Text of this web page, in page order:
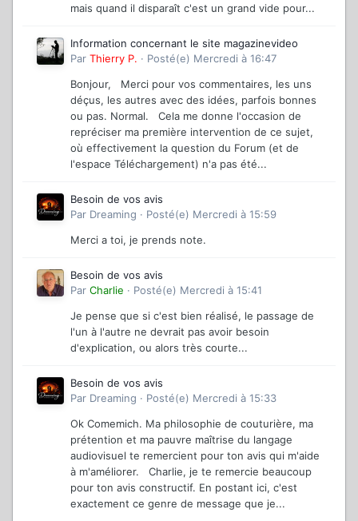
mais quand il disparaît c'est un grand vide pour...
Information concernant le site magazinevideo
Par Thierry P. · Posté(e) Mercredi à 16:47
Bonjour, Merci pour vos commentaires, les uns
déçus, les autres avec des idées, parfois bonnes
ou pas. Normal. Cela me donne l'occasion de
repréciser ma première intervention de ce sujet,
où effectivement la question du Forum (et de
l'espace Téléchargement) n'a pas été...
Besoin de vos avis
Par Dreaming · Posté(e) Mercredi à 15:59
Merci a toi, je prends note.
Besoin de vos avis
Par Charlie · Posté(e) Mercredi à 15:41
Je pense que si c'est bien réalisé, le passage de
l'un à l'autre ne devrait pas avoir besoin
d'explication, ou alors très courte...
Besoin de vos avis
Par Dreaming · Posté(e) Mercredi à 15:33
Ok Comemich. Ma philosophie de couturière, ma
prétention et ma pauvre maîtrise du langage
audiovisuel te remercient pour ton avis qui m'aide
à m'améliorer. Charlie, je te remercie beaucoup
pour ton avis constructif. En postant ici, c'est
exactement ce genre de message que je...